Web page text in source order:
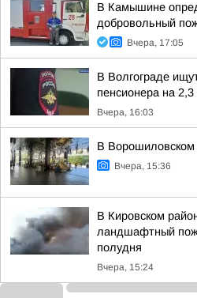
В Камышине
добровольный
Вчера, 17:05
В Волгограде
пенсионера на
Вчера, 16:03
В
Вчера, 15:36
В Кировском
ландшафтный
полудня
Вчера, 15:24